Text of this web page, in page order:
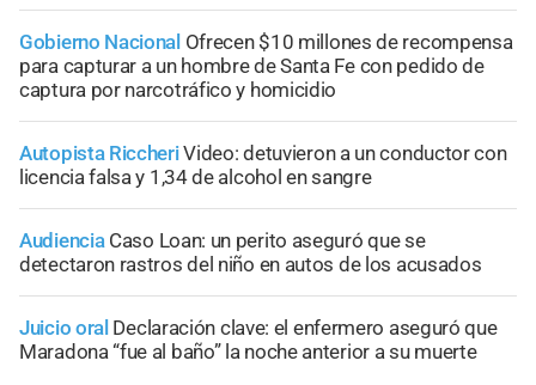
Gobierno Nacional Ofrecen $10 millones de recompensa
para capturar a un hombre de Santa Fe con pedido de
captura por narcotráfico y homicidio
Autopista RiccheriVideo: detuvieron a un conductor con
licencia falsa y 1,34 de alcohol en sangre
Audiencia Caso Loan: un perito aseguró que se
detectaron rastros del niño en autos de los acusados
Juicio oral Declaración clave: el enfermero aseguró que
Maradona “fue al baño” la noche anterior a su muerte